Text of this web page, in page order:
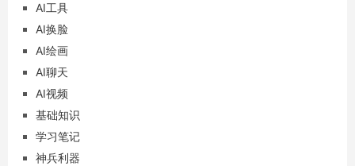
AI工具
AI换脸
AI绘画
AI聊天
AI视频
基础知识
学习笔记
神兵利器